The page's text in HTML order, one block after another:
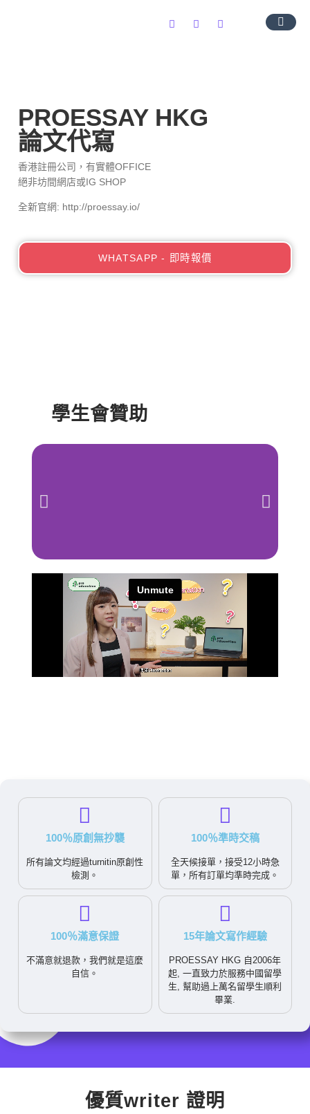
PROESSAY HKG
論文代寫
香港註冊公司，有實體OFFICE
絕非坊間網店或IG SHOP
全新官網: http://proessay.io/
WHATSAPP - 即時報價
學生會贊助
100％原創無抄襲
所有論文均經過turnitin原創性
檢測。
100％準時交稿
全天候接單，接受12小時急
單，所有訂單均準時完成。
100％滿意保證
不滿意就退款，我們就是這麼
自信。
15年論文寫作經驗
PROESSAY HKG 自2006年
起, 一直致力於服務中國留學
生, 幫助過上萬名留學生順利
畢業.
優質writer 證明